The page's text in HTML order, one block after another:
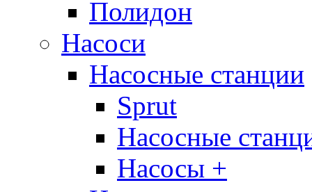
Полидон
Насоси
Насосные станции
Sprut
Насосные
Насосы +